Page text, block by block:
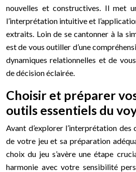
nouvelles et constructives. Il met
l’interprétation intuitive et
extraits. Loin de se cantonner à la
est de vous outiller d’une
dynamiques relationnelles et de
de décision éclairée.
Choisir et préparer
outils essentiels du
Avant d’explorer l’interprétation
de votre jeu et sa préparation
choix du jeu s’avère une étape
harmonie avec votre sensibilité